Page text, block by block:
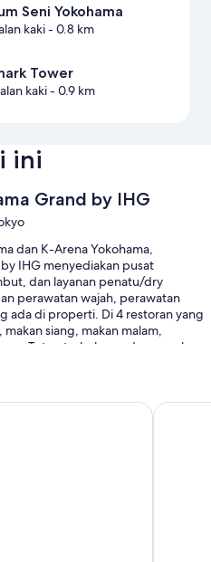
Seni Yokohama
kaki- 0.8 km
Tower
kaki- 0.9 km
ini
Grand by IHG
dan K-Arena Yokohama,
IHG menyediakan pusat
dan layanan penatu/dry
perawatan wajah, perawatan
ada di properti. Di 4 restoran yang
siang, makan malam,
Tetap terhubung dengan akses
Tower The